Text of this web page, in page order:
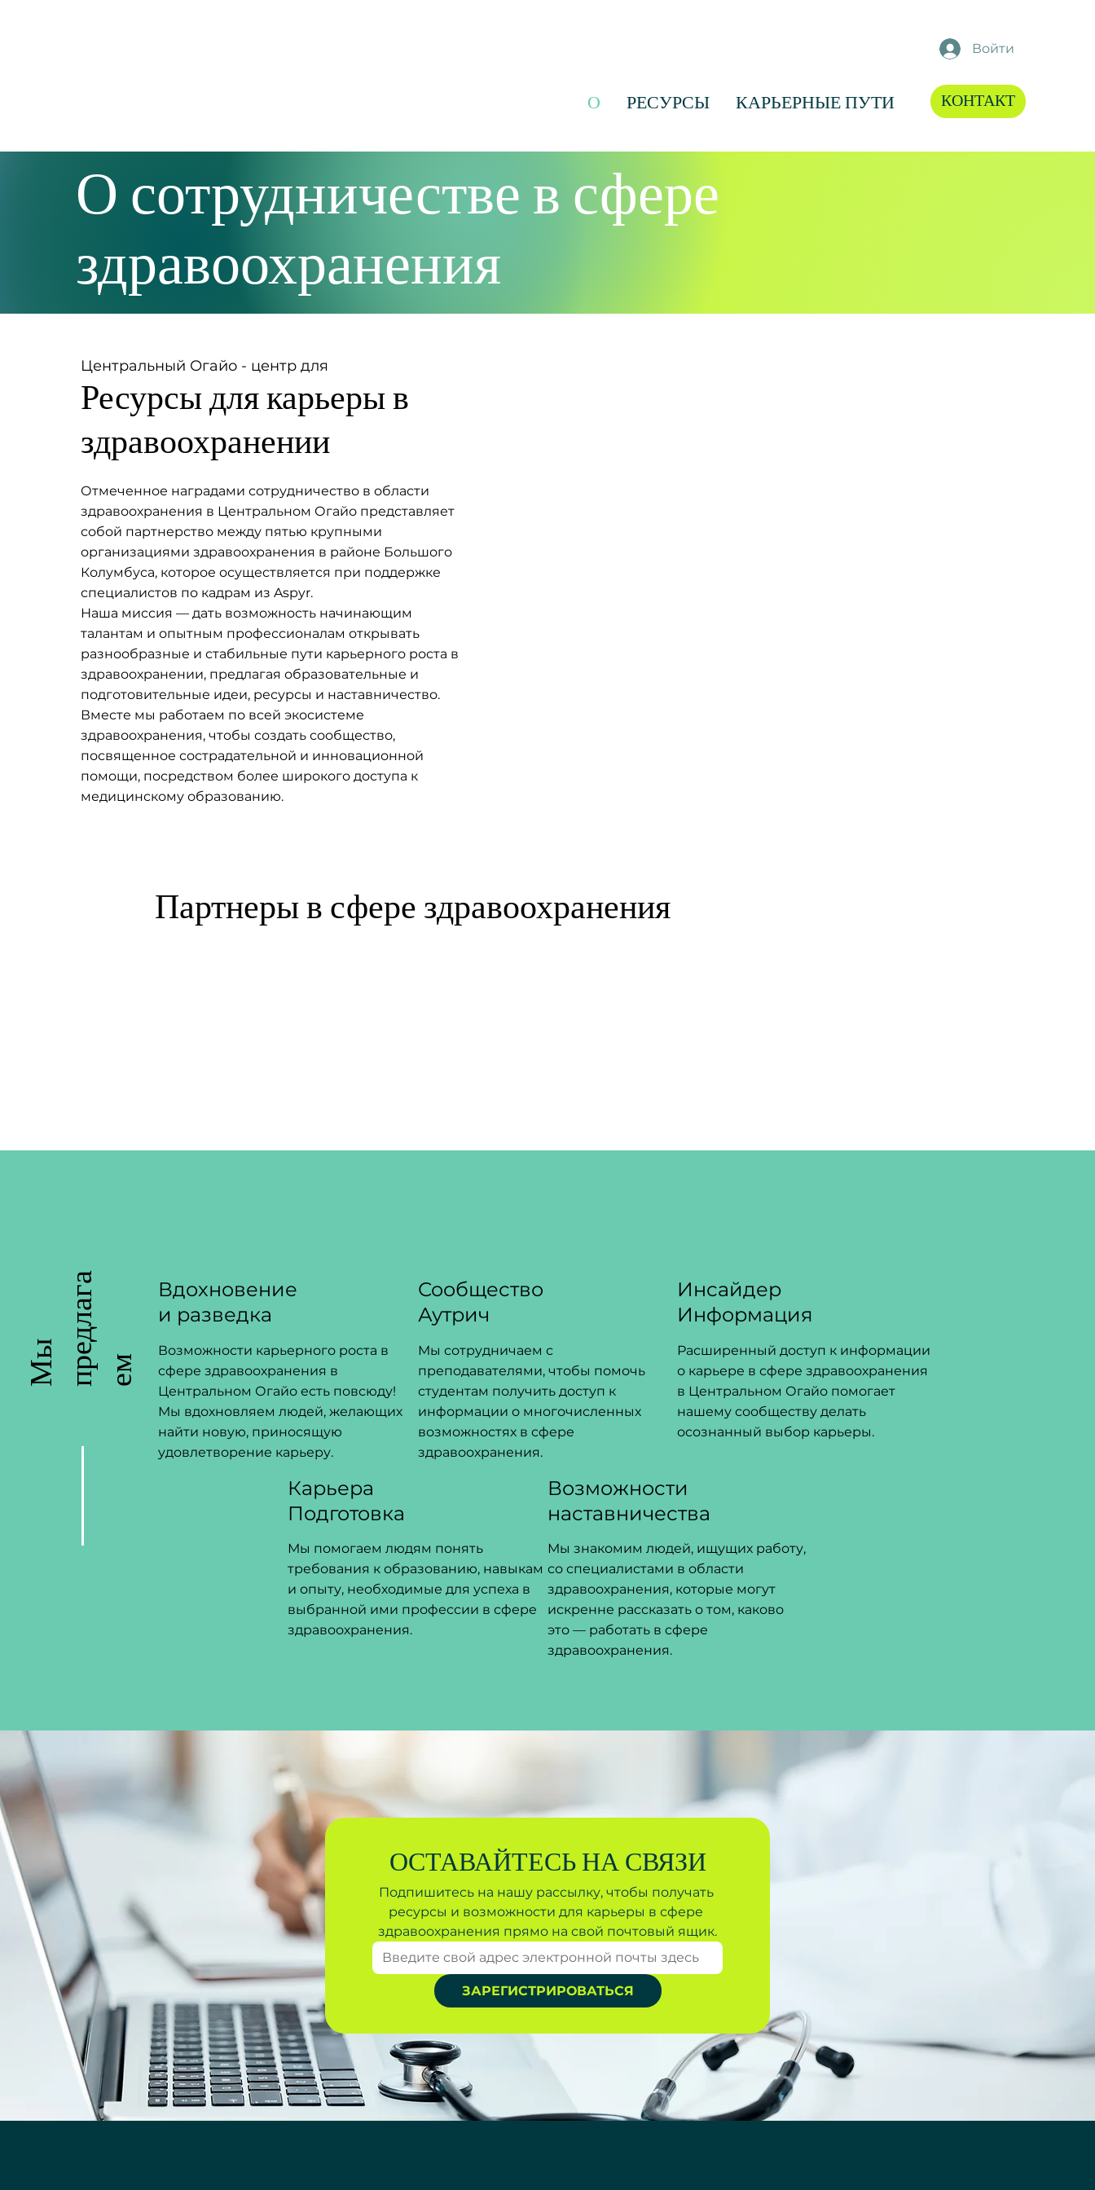
Войти
О РЕСУРСЫ КАРЬЕРНЫЕ ПУТИ КОНТАКТ
О сотрудничестве в сфере
здравоохранения
Центральный Огайо - центр для
Ресурсы для карьеры в
здравоохранении
Отмеченное наградами сотрудничество в области
здравоохранения в Центральном Огайо представляет
собой партнерство между пятью крупными
организациями здравоохранения в районе Большого
Колумбуса, которое осуществляется при поддержке
специалистов по кадрам из Aspyr.
Наша миссия — дать возможность начинающим
талантам и опытным профессионалам открывать
разнообразные и стабильные пути карьерного роста в
здравоохранении, предлагая образовательные и
подготовительные идеи, ресурсы и наставничество.
Вместе мы работаем по всей экосистеме
здравоохранения, чтобы создать сообщество,
посвященное сострадательной и инновационной
помощи, посредством более широкого доступа к
медицинскому образованию.
Партнеры в сфере здравоохранения
Вдохновение
и разведка
Возможности карьерного роста в
сфере здравоохранения в
Центральном Огайо есть повсюду!
Мы вдохновляем людей, желающих
найти новую, приносящую
удовлетворение карьеру.
Сообщество
Аутрич
Мы сотрудничаем с
преподавателями, чтобы помочь
студентам получить доступ к
информации о многочисленных
возможностях в сфере
здравоохранения.
Инсайдер
Информация
Расширенный доступ к информации
о карьере в сфере здравоохранения
в Центральном Огайо помогает
нашему сообществу делать
осознанный выбор карьеры.
Карьера
Подготовка
Мы помогаем людям понять
требования к образованию, навыкам
и опыту, необходимые для успеха в
выбранной ими профессии в сфере
здравоохранения.
Возможности
наставничества
Мы знакомим людей, ищущих работу,
со специалистами в области
здравоохранения, которые могут
искренне рассказать о том, каково
это — работать в сфере
здравоохранения.
М
ы
п р
е
д
л
а
г а
е м
ОСТАВАЙТЕСЬ НА СВЯЗИ
Подпишитесь на нашу рассылку, чтобы получать
ресурсы и возможности для карьеры в сфере
здравоохранения прямо на свой почтовый ящик.
ЗАРЕГИСТРИРОВАТЬСЯ